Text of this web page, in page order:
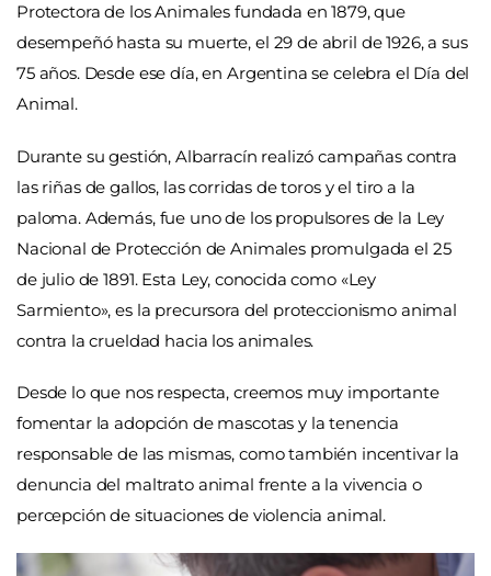
Protectora de los Animales fundada en 1879, que
desempeñó hasta su muerte, el 29 de abril de 1926, a sus
75 años. Desde ese día, en Argentina se celebra el Día del
Animal.
Durante su gestión, Albarracín realizó campañas contra
las riñas de gallos, las corridas de toros y el tiro a la
paloma. Además, fue uno de los propulsores de la Ley
Nacional de Protección de Animales promulgada el 25
de julio de 1891. Esta Ley, conocida como «Ley
Sarmiento», es la precursora del proteccionismo animal
contra la crueldad hacia los animales.
Desde lo que nos respecta, creemos muy importante
fomentar la adopción de mascotas y la tenencia
responsable de las mismas, como también incentivar la
denuncia del maltrato animal frente a la vivencia o
percepción de situaciones de violencia animal.